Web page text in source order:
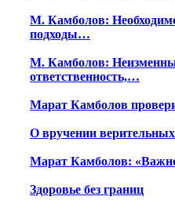
М. Камболов:
подходы…
М. Камболов:
ответственность,…
Марат Камболов
О вручении
Марат Камболов:
Здоровье без границ